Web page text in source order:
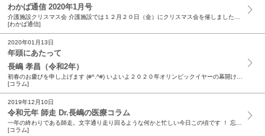
わかば通信 2020年1月号
[わかば通信]
2020年01月13日
年頭にあたって
長嶋 孝昌（令和2年）
[コラム]
2019年12月10日
令和元年 師走 Dr.長嶋の医療コラム
[コラム]